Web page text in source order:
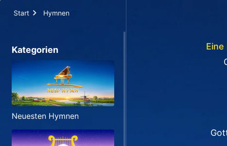
Start Hymnen
Kategorien
Neuesten Hymnen